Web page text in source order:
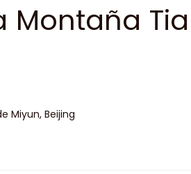
Montaña
Miyun, Beijing